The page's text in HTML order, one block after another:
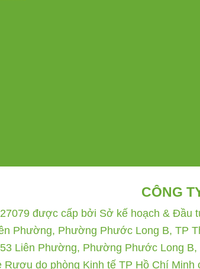
CÔNG
được cấp bởi Sở kế hoạch & Đầu
Phường, Phường Phước Long B, TP
Liên Phường, Phường Phước Long
Rượu do phòng Kinh tế TP Hồ Chí